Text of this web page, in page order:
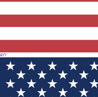
en
eventos. Creció
en Young Living,
peculiar don para la
a Young Living en
compañía en 2014,
fundamental en el
sólida para el éxito
Kong & Macao se